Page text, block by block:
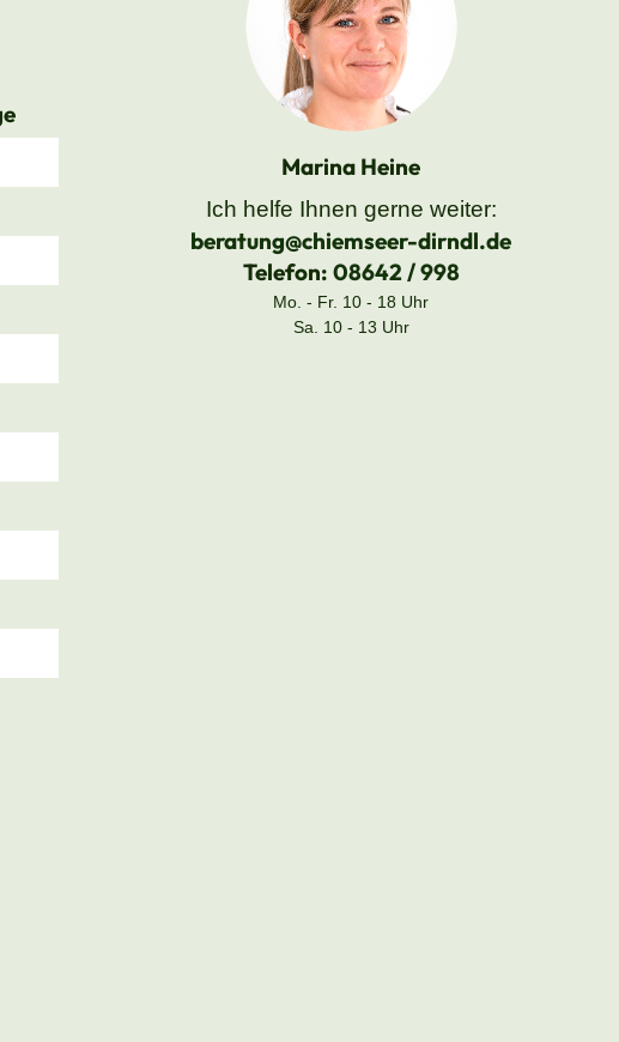
Marina Heine
Ich helfe Ihnen gerne weiter:
beratung@chiemseer-dirndl.de
Telefon: 08642 / 998
Mo. - Fr. 10 - 18 Uhr
Sa. 10 - 13 Uhr